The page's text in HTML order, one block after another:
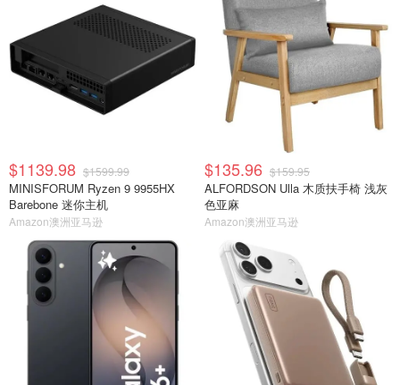
$1139.98 $1599.99
MINISFORUM Ryzen 9 9955HX
Barebone 迷你主机
Amazon澳洲亚马逊
$135.96 $159.95
ALFORDSON Ulla 木质扶手椅 浅灰
色亚麻
Amazon澳洲亚马逊